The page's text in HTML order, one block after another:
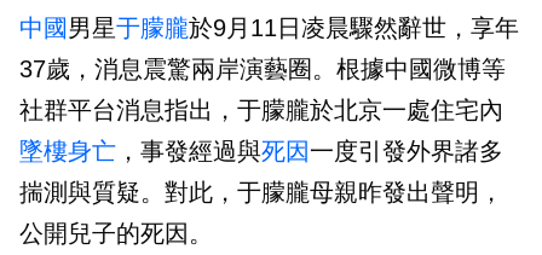
中國 男星于朦朧於9月11日凌晨驟然辭世，享年
37歲，消息震驚兩岸演藝圈。根據中國微博等
社群平台消息指出，于朦朧於北京一處住宅內
墜樓身亡 ，事發經過與死因一度引發外界諸多
揣測與質疑。對此，于朦朧母親昨發出聲明，
公開兒子的死因。